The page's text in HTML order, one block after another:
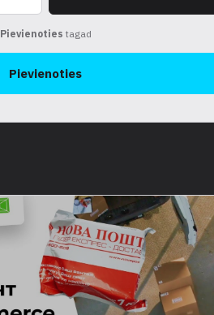
Pievienoties tagad
Pievienoties